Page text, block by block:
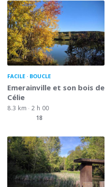
FACILE BOUCLE
Emerainville et son bois de
Célie
8.3 km
2 h 00
18